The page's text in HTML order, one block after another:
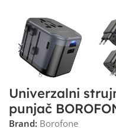
Univerzalni
punjač
Brand: Borofone